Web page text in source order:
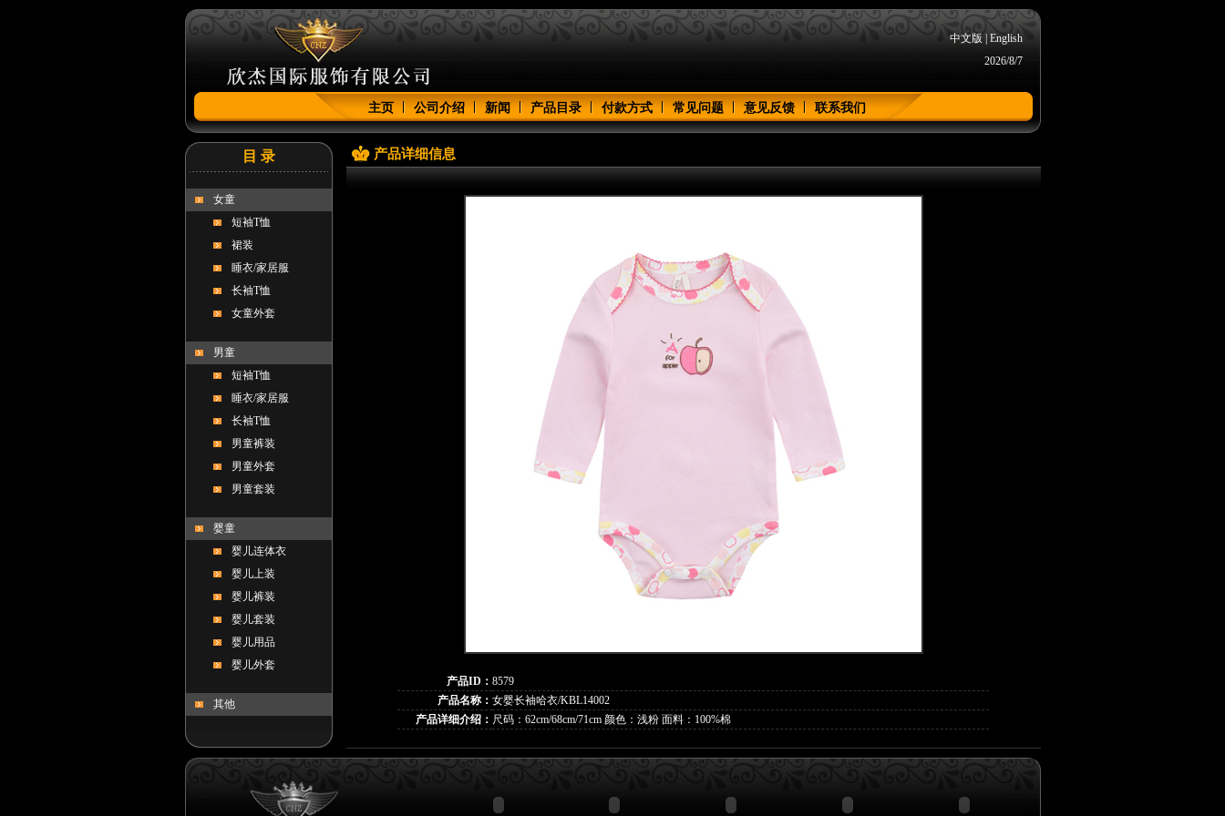
中文版
English
2026/8/7
主页 公司介绍 新闻 产品目录 付款方式 常见问题 意见反馈 联系我们
目 录
女童
短袖T恤
裙装
睡衣/家居服
长袖T恤
女童外套
男童
短袖T恤
睡衣/家居服
长袖T恤
男童裤装
男童外套
男童套装
婴童
婴儿连体衣
婴儿上装
婴儿裤装
婴儿套装
婴儿用品
婴儿外套
其他
产品详细信息
产品ID： 8579
产品名称： 女婴长袖哈衣/KBL14002
产品详细介绍： 尺码：62cm/68cm/71cm 颜色：浅粉 面料：100%棉